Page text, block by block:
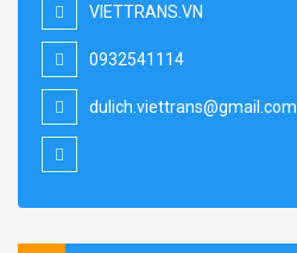
VIETTRANS.VN
0932541114
dulich.viettrans@gmail.com